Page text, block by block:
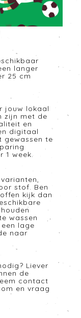
langer
25 cm
jouw lokaal
zijn met de
en
digitaal
gewassen te
1 week.
stof. Ben
kijk dan
wassen
lage
naar
Liever
de
contact
en vraag